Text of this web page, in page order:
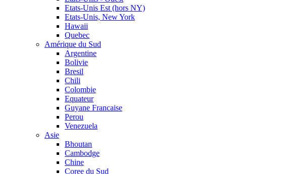
Etats-Unis Est (hors NY)
Etats-Unis, New York
Hawaii
Quebec
Amérique du Sud
Argentine
Bolivie
Bresil
Chili
Colombie
Equateur
Guyane Francaise
Perou
Venezuela
Asie
Bhoutan
Cambodge
Chine
Coree du Sud